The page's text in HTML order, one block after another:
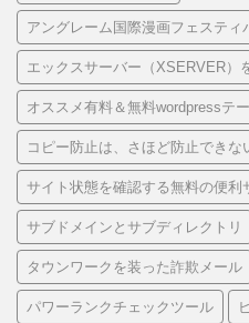
アングレーム国際漫画フェスティ
エックスサーバー（XSERVER）
オススメ有料＆無料wordpressテ
コピー防止は、さほど防止できな
サイト状態を確認する無料の便利
サブドメインとサブディレクトリ
タウンワークを装った詐欺メール
パワーランクチェックツール